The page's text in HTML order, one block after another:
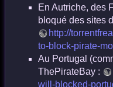
En Autriche, des
bloqué des sites
http://
to-block-pirate-
Au Portugal
ThePirateBay :
will-blocked-